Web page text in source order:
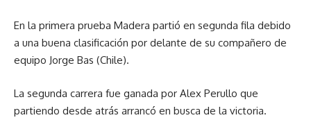
En la primera prueba Madera partió en segunda fila debido
a una buena clasificación por delante de su compañero de
equipo Jorge Bas (Chile).
La segunda carrera fue ganada por Alex Perullo que
partiendo desde atrás arrancó en busca de la victoria.